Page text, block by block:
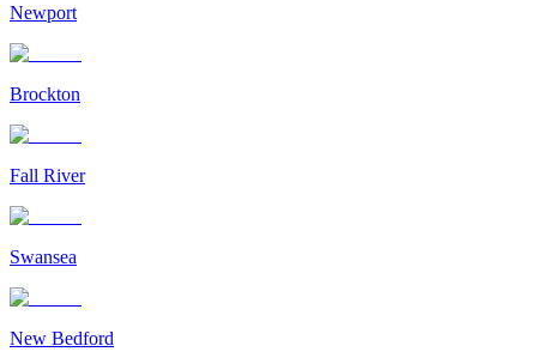
Newport
Brockton
Fall River
Swansea
New Bedford